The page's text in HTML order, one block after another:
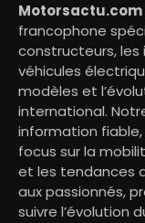
Motorsactu.com
francophone
constructeurs, les
véhicules
modèles et
international.
information
focus sur la
et les tendances
aux passionnés,
suivre l’évolution